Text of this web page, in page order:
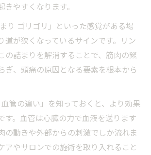
やすくなります。
り ゴリゴリ」といった感覚がある場
道が狭くなっているサインです。リン
の詰まりを解消することで、筋肉の緊
ぎ、頭痛の原因となる要素を根本から
管の違い」を知っておくと、より効果
す。血管は心臓の力で血液を送ります
の動きや外部からの刺激でしか流れま
アやサロンでの施術を取り入れること